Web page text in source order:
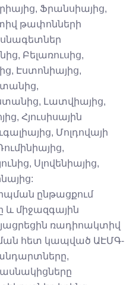
Ֆրանսիայից,
թափոնների
Բելառուսից,
Էստոնիայից,
Լատվիայից,
Հյուսիսային
Մոլդովայի
Սլովենիայից,
ընթացքում
և միջազգային
ռադիոակտիվ
հետ կապված ԱԷՄԳ-